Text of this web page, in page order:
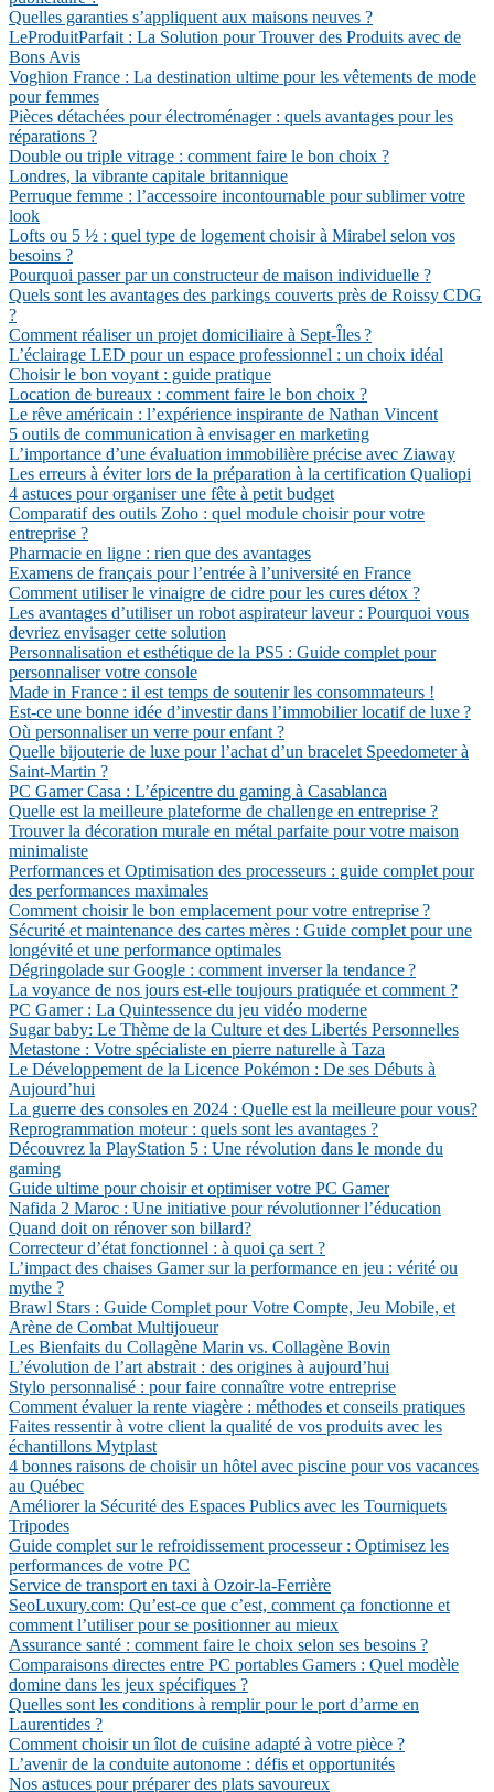
Quelles garanties s’appliquent aux maisons neuves ?
LeProduitParfait : La Solution pour Trouver des Produits avec de
Bons Avis
Voghion France : La destination ultime pour les vêtements de mode
pour femmes
Pièces détachées pour électroménager : quels avantages pour les
réparations ?
Double ou triple vitrage : comment faire le bon choix ?
Londres, la vibrante capitale britannique
Perruque femme : l’accessoire incontournable pour sublimer votre
look
Lofts ou 5 ½ : quel type de logement choisir à Mirabel selon vos
besoins ?
Pourquoi passer par un constructeur de maison individuelle ?
Quels sont les avantages des parkings couverts près de Roissy CDG
?
Comment réaliser un projet domiciliaire à Sept-Îles ?
L’éclairage LED pour un espace professionnel : un choix idéal
Choisir le bon voyant : guide pratique
Location de bureaux : comment faire le bon choix ?
Le rêve américain : l’expérience inspirante de Nathan Vincent
5 outils de communication à envisager en marketing
L’importance d’une évaluation immobilière précise avec Ziaway
Les erreurs à éviter lors de la préparation à la certification Qualiopi
4 astuces pour organiser une fête à petit budget
Comparatif des outils Zoho : quel module choisir pour votre
entreprise ?
Pharmacie en ligne : rien que des avantages
Examens de français pour l’entrée à l’université en France
Comment utiliser le vinaigre de cidre pour les cures détox ?
Les avantages d’utiliser un robot aspirateur laveur : Pourquoi vous
devriez envisager cette solution
Personnalisation et esthétique de la PS5 : Guide complet pour
personnaliser votre console
Made in France : il est temps de soutenir les consommateurs !
Est-ce une bonne idée d’investir dans l’immobilier locatif de luxe ?
Où personnaliser un verre pour enfant ?
Quelle bijouterie de luxe pour l’achat d’un bracelet Speedometer à
Saint-Martin ?
PC Gamer Casa : L’épicentre du gaming à Casablanca
Quelle est la meilleure plateforme de challenge en entreprise ?
Trouver la décoration murale en métal parfaite pour votre maison
minimaliste
Performances et Optimisation des processeurs : guide complet pour
des performances maximales
Comment choisir le bon emplacement pour votre entreprise ?
Sécurité et maintenance des cartes mères : Guide complet pour une
longévité et une performance optimales
Dégringolade sur Google : comment inverser la tendance ?
La voyance de nos jours est-elle toujours pratiquée et comment ?
PC Gamer : La Quintessence du jeu vidéo moderne
Sugar baby: Le Thème de la Culture et des Libertés Personnelles
Metastone : Votre spécialiste en pierre naturelle à Taza
Le Développement de la Licence Pokémon : De ses Débuts à
Aujourd’hui
La guerre des consoles en 2024 : Quelle est la meilleure pour vous?
Reprogrammation moteur : quels sont les avantages ?
Découvrez la PlayStation 5 : Une révolution dans le monde du
gaming
Guide ultime pour choisir et optimiser votre PC Gamer
Nafida 2 Maroc : Une initiative pour révolutionner l’éducation
Quand doit on rénover son billard?
Correcteur d’état fonctionnel : à quoi ça sert ?
L’impact des chaises Gamer sur la performance en jeu : vérité ou
mythe ?
Brawl Stars : Guide Complet pour Votre Compte, Jeu Mobile, et
Arène de Combat Multijoueur
Les Bienfaits du Collagène Marin vs. Collagène Bovin
L’évolution de l’art abstrait : des origines à aujourd’hui
Stylo personnalisé : pour faire connaître votre entreprise
Comment évaluer la rente viagère : méthodes et conseils pratiques
Faites ressentir à votre client la qualité de vos produits avec les
échantillons Mytplast
4 bonnes raisons de choisir un hôtel avec piscine pour vos vacances
au Québec
Améliorer la Sécurité des Espaces Publics avec les Tourniquets
Tripodes
Guide complet sur le refroidissement processeur : Optimisez les
performances de votre PC
Service de transport en taxi à Ozoir-la-Ferrière
SeoLuxury.com: Qu’est-ce que c’est, comment ça fonctionne et
comment l’utiliser pour se positionner au mieux
Assurance santé : comment faire le choix selon ses besoins ?
Comparaisons directes entre PC portables Gamers : Quel modèle
domine dans les jeux spécifiques ?
Quelles sont les conditions à remplir pour le port d’arme en
Laurentides ?
Comment choisir un îlot de cuisine adapté à votre pièce ?
L’avenir de la conduite autonome : défis et opportunités
Nos astuces pour préparer des plats savoureux